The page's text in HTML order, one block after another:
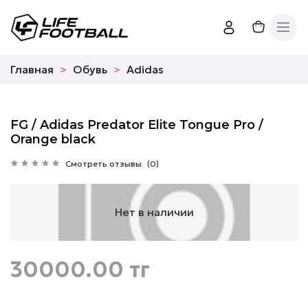
Главная Обувь Adidas
Нет в наличии
FG / Adidas Predator Elite Tongue Pro /
Orange black
Смотреть отзывы (0)
30000.00 тг